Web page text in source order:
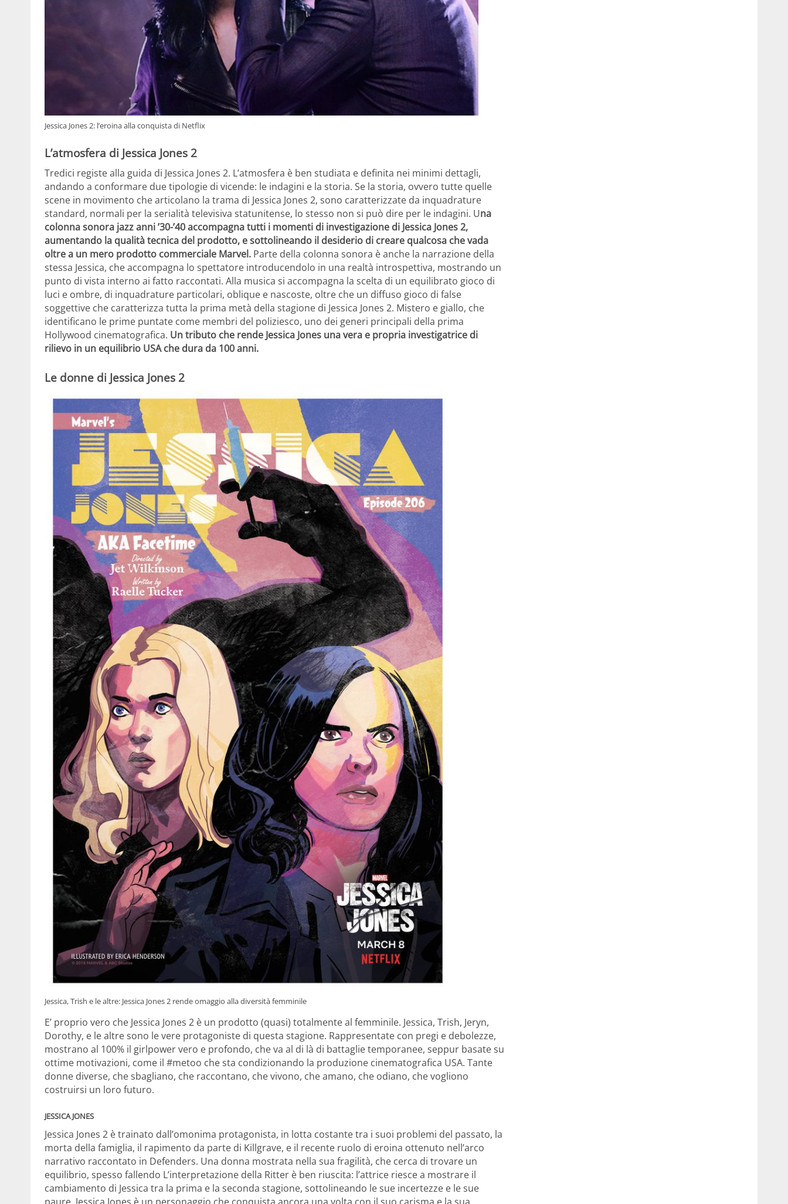
Jessica Jones 2: l’eroina alla conquista di Netflix
L’atmosfera di Jessica Jones 2
Tredici registe alla guida di Jessica Jones 2. L’atmosfera è ben studiata e definita nei minimi dettagli,
andando a conformare due tipologie di vicende: le indagini e la storia. Se la storia, ovvero tutte quelle
scene in movimento che articolano la trama di Jessica Jones 2, sono caratterizzate da inquadrature
standard, normali per la serialità televisiva statunitense, lo stesso non si può dire per le indagini. Una
colonna sonora jazz anni ’30-’40 accompagna tutti i momenti di investigazione di Jessica Jones 2,
aumentando la qualità tecnica del prodotto, e sottolineando il desiderio di creare qualcosa che vada
oltre a un mero prodotto commerciale Marvel. Parte della colonna sonora è anche la narrazione della
stessa Jessica, che accompagna lo spettatore introducendolo in una realtà introspettiva, mostrando un
punto di vista interno ai fatto raccontati. Alla musica si accompagna la scelta di un equilibrato gioco di
luci e ombre, di inquadrature particolari, oblique e nascoste, oltre che un diffuso gioco di false
soggettive che caratterizza tutta la prima metà della stagione di Jessica Jones 2. Mistero e giallo, che
identificano le prime puntate come membri del poliziesco, uno dei generi principali della prima
Hollywood cinematografica. Un tributo che rende Jessica Jones una vera e propria investigatrice di
rilievo in un equilibrio USA che dura da 100 anni.
Le donne di Jessica Jones 2
Jessica, Trish e le altre: Jessica Jones 2 rende omaggio alla diversità femminile
E’ proprio vero che Jessica Jones 2 è un prodotto (quasi) totalmente al femminile. Jessica, Trish, Jeryn,
Dorothy, e le altre sono le vere protagoniste di questa stagione. Rappresentate con pregi e debolezze,
mostrano al 100% il girlpower vero e profondo, che va al di là di battaglie temporanee, seppur basate su
ottime motivazioni, come il #metoo che sta condizionando la produzione cinematografica USA. Tante
donne diverse, che sbagliano, che raccontano, che vivono, che amano, che odiano, che vogliono
costruirsi un loro futuro.
JESSICA JONES
Jessica Jones 2 è trainato dall’omonima protagonista, in lotta costante tra i suoi problemi del passato, la
morta della famiglia, il rapimento da parte di Killgrave, e il recente ruolo di eroina ottenuto nell’arco
narrativo raccontato in Defenders. Una donna mostrata nella sua fragilità, che cerca di trovare un
equilibrio, spesso fallendo L’interpretazione della Ritter è ben riuscita: l’attrice riesce a mostrare il
cambiamento di Jessica tra la prima e la seconda stagione, sottolineando le sue incertezze e le sue